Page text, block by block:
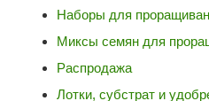
Наборы для
Миксы семян для
Распродажа
Лотки, субстрат и